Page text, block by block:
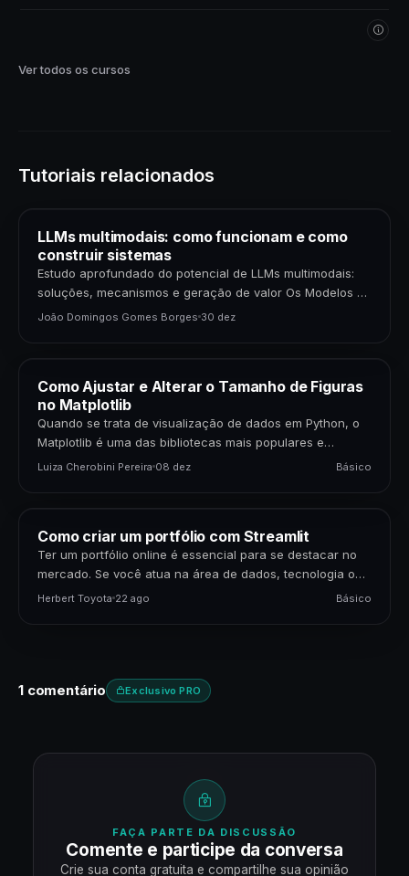
Ver todos os cursos
Tutoriais relacionados
LLMs multimodais: como funcionam e como
construir sistemas
Estudo aprofundado do potencial de LLMs multimodais:
soluções, mecanismos e geração de valor Os Modelos de
Linguagem de Grande Porte (LLMs) multimodais
João Domingos Gomes Borges 30 dez
Como Ajustar e Alterar o Tamanho de Figuras
no Matplotlib
Quando se trata de visualização de dados em Python, o
Matplotlib é uma das bibliotecas mais populares e
poderosas disponíveis. Para cientistas de dados,…
Luiza Cherobini Pereira 08 dez Básico
Como criar um portfólio com Streamlit
Ter um portfólio online é essencial para se destacar no
mercado. Se você atua na área de dados, tecnologia ou
negócios, apresentar seus projetos…
Herbert Toyota 22 ago Básico
1 comentário Exclusivo PRO
FAÇA PARTE DA DISCUSSÃO
Comente e participe da conversa
Crie sua conta gratuita e compartilhe sua opinião